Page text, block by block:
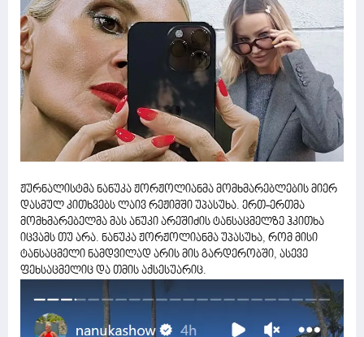
ჟურნალისტმა ნანუკა ჟორჟოლიანმა მომხმარებლების მიერ
დასმულ კითხვებს ლაივ რეჟიმში უპასუხა. ერთ-ერთმა
მომხმარებელმა მას ანუკი არეშიძის ტანსაცმელზე ჰკითხა
იცვამს თუ არა. ნანუკა ჟორჟოლიანმა უპასუხა, რომ მისი
ტანსაცმელი ნამდვილად არის მის გარდერობში, ასევე
ფეხსაცმელიც და თმის აქსესუარიც.